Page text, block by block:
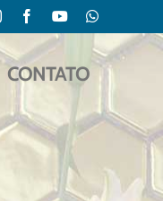
InstagramFacebookYouTubeWhatsApp
CONTATO